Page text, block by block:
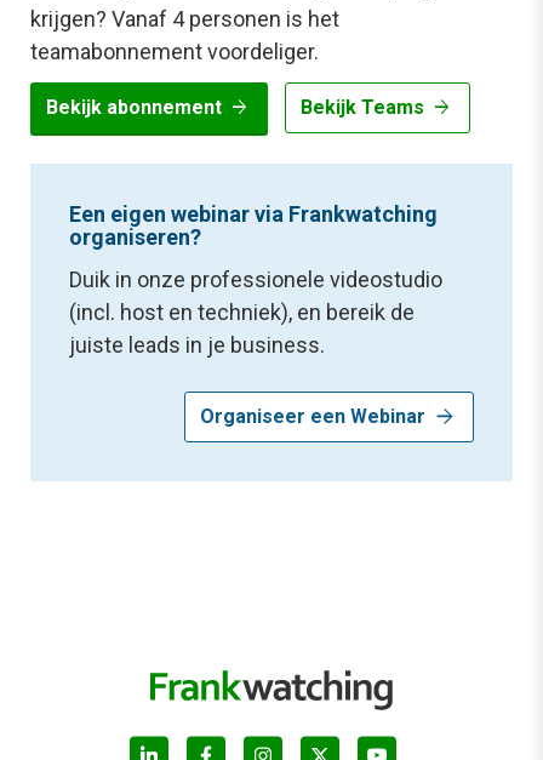
krijgen? Vanaf 4 personen is het
teamabonnement voordeliger.
Bekijk abonnement arrow_forward Bekijk Teams arrow_forward
Een eigen webinar via Frankwatching
organiseren?
Duik in onze professionele videostudio
(incl. host en techniek), en bereik de
juiste leads in je business.
Organiseer een Webinar arrow_forward